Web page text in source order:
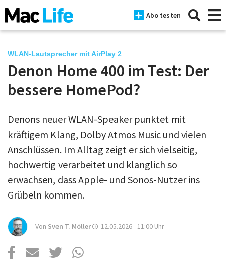
Abo testen
News
Mac
iPad
Tests
Tipps
Über uns
Podcast
WLAN-Lautsprecher mit AirPlay 2
Denon Home 400 im Test: Der
bessere HomePod?
Denons neuer WLAN-Speaker punktet mit
kräftigem Klang, Dolby Atmos Music und vielen
Anschlüssen. Im Alltag zeigt er sich vielseitig,
hochwertig verarbeitet und klanglich so
erwachsen, dass Apple- und Sonos-Nutzer ins
Grübeln kommen.
Von Sven T. Möller 12.05.2026 - 11:00 Uhr